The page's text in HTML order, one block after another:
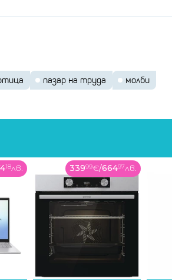
пазар на труда молби
18лв. 33999€/66497лв.